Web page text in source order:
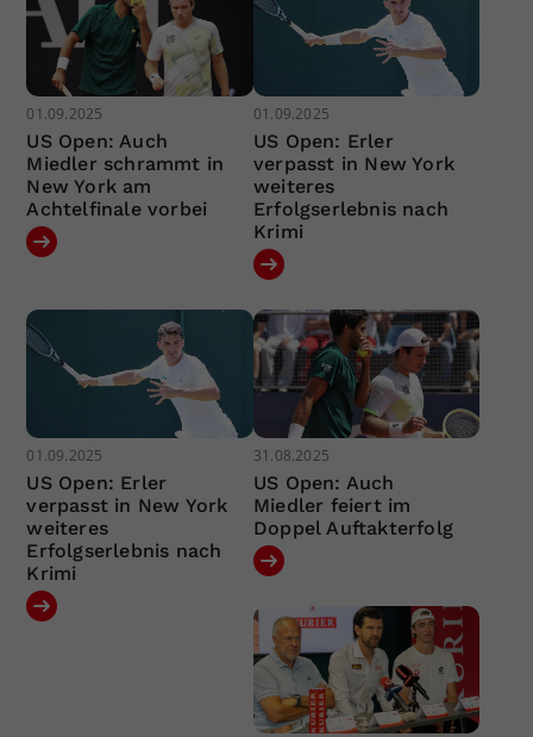
01.09.2025
US Open: Auch
Miedler schrammt in
New York am
Achtelfinale vorbei
01.09.2025
US Open: Erler
verpasst in New York
weiteres
Erfolgserlebnis nach
Krimi
01.09.2025
US Open: Erler
verpasst in New York
weiteres
Erfolgserlebnis nach
Krimi
31.08.2025
US Open: Auch
Miedler feiert im
Doppel Auftakterfolg